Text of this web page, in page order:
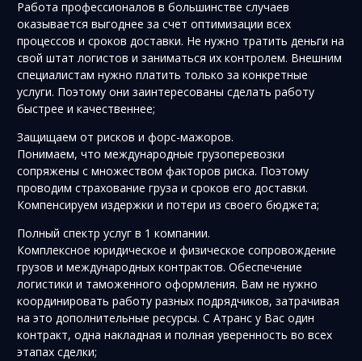
Работа профессионалов в большинстве случаев
оказывается выгоднее за счет оптимизации всех
процессов и сроков доставки. Не нужно тратить деньги на
свой штат логистов и заниматься их контролем. Внешним
специалистам нужно платить только за конкретные
услуги. Поэтому они заинтересованы сделать работу
быстрее и качественнее;
Защищаем от рисков и форс-мажоров.
Понимаем, что международные грузоперевозки
сопряжены с множеством факторов риска. Поэтому
проводим страхование груза и сроков его доставки.
Компенсируем издержки и потери из своего бюджета;
Полный спектр услуг в 1 компании.
Комплексное юридическое и физическое сопровождение
грузов и международных контрактов. Обеспечение
логистики и таможенного оформления. Вам не нужно
координировать работу разных подрядчиков, затрачивая
на это дополнительные ресурсы. С Атранс у Вас один
контракт, одна накладная и полная уверенность во всех
этапах сделки;